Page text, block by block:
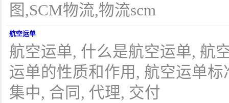
图,SCM物流,物流scm
航空运单
航空运单, 什么是航空运单, 航
运单的性质和作用, 航空运单
集中, 合同, 代理, 交付